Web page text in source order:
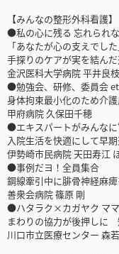
【みんなの整形外科看護】
●私の心に残る 忘れられ
「あなたが心の支えでした
手探りのケアが実を結ん
金沢医科大学病院 平井良枝
●勉強会、研修、委員会
身体拘束最小化のため介
甲府病院 久保田千穂
●エキスパートがみんな
入院生活を快適にして早
伊勢崎市民病院 天田寿江
●事例だヨ！全員集合
鋼線牽引中に腓骨神経麻
善衆会病院 篠原 剛
●ハタラク×カガヤク マ
まわりの協力が後押しに
川口市立医療センター 森